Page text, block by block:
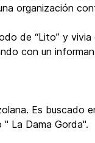
organización
de “Lito” y vivia
con un
Es
La Dama Gorda".